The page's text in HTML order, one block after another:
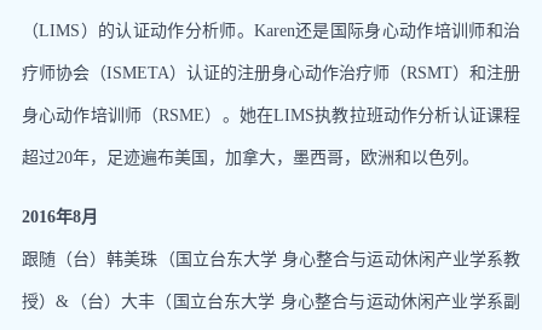
（LIMS）的认证动作分析师。Karen还是国际身心动作培训师和治
疗师协会（ISMETA）认证的注册身心动作治疗师（RSMT）和注册
身心动作培训师（RSME）。她在LIMS执教拉班动作分析认证课程
超过20年，足迹遍布美国，加拿大，墨西哥，欧洲和以色列。
2016年8月
跟随（台）韩美珠（国立台东大学 身心整合与运动休闲产业学系教
授）&（台）大丰（国立台东大学 身心整合与运动休闲产业学系副